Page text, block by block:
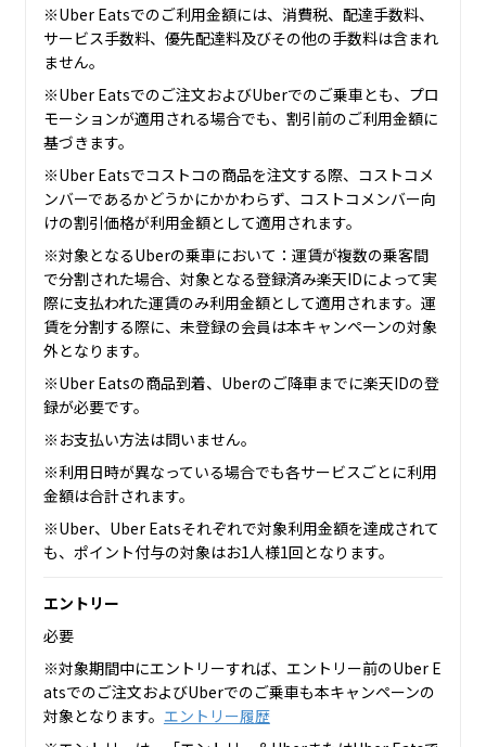
※Uber Eatsでのご利用金額には、消費税、配達手数料、
サービス手数料、優先配達料及びその他の手数料は含まれ
ません。
※Uber Eatsでのご注文およびUberでのご乗車とも、プロ
モーションが適用される場合でも、割引前のご利用金額に
基づきます。
※Uber Eatsでコストコの商品を注文する際、コストコメ
ンバーであるかどうかにかかわらず、コストコメンバー向
けの割引価格が利用金額として適用されます。
※対象となるUberの乗車において：運賃が複数の乗客間
で分割された場合、対象となる登録済み楽天IDによって実
際に支払われた運賃のみ利用金額として適用されます。運
賃を分割する際に、未登録の会員は本キャンペーンの対象
外となります。
※Uber Eatsの商品到着、Uberのご降車までに楽天IDの登
録が必要です。
※お支払い方法は問いません。
※利用日時が異なっている場合でも各サービスごとに利用
金額は合計されます。
※Uber、Uber Eatsそれぞれで対象利用金額を達成されて
も、ポイント付与の対象はお1人様1回となります。
エントリー
必要
※対象期間中にエントリーすれば、エントリー前のUber E
atsでのご注文およびUberでのご乗車も本キャンペーンの
対象となります。 エントリー履歴